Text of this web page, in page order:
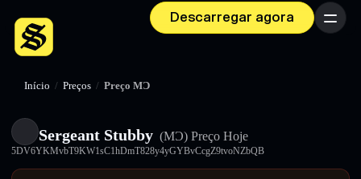
Descarregar agora Menu
Início / Preços / Preço MƆ
Sergeant Stubby (MƆ) Preço Hoje
5DV6YKMvbT9KW1sC1hDmT828y4yGYBvCcgZ9tvoNZbQB